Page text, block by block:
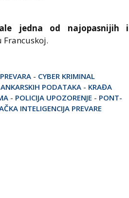
jedna od najopasnijih i
Francuskoj.
- CYBER KRIMINAL
PODATAKA - KRAĐA
- POLICIJA UPOZORENJE - PONT-
INTELIGENCIJA PREVARE